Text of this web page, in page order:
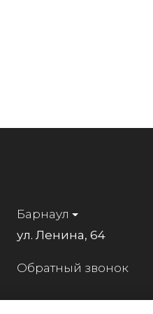
Барнаул
ул. Ленина, 64
Обратный звонок